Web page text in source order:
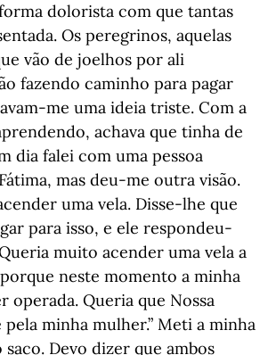
dolorista com que tantas
Os peregrinos, aquelas
vão de joelhos por ali
fazendo caminho para pagar
me uma ideia triste. Com a
achava que tinha de
dia falei com uma pessoa
mas deu-me outra visão.
uma vela. Disse-lhe que
para isso, e ele respondeu-
muito acender uma vela a
neste momento a minha
operada. Queria que Nossa
pela minha mulher.” Meti a minha
Devo dizer que ambos